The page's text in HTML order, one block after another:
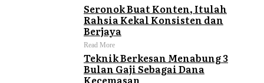
Seronok Buat Konten, Itulah
Rahsia Kekal Konsisten dan
Berjaya
Read More
Teknik Berkesan Menabung 3
Bulan Gaji Sebagai Dana
Kecemasan